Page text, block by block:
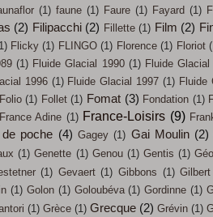
(1) faune (1) Faure (1) Fayard (1)
(2) Filipacchi (2) Fillette (1) Film (2)
Flicky (1) FLINGO (1) Florence (1) Floriot
(1) Fluide Glacial 1990 (1) Fluide Glacial
1996 (1) Fluide Glacial 1997 (1) Fluide
Folio (1) Follet (1) Fomat (3) Fondation (1)
France Adine (1) France-Loisirs (9)
poche (4) Gagey (1) Gai Moulin (2)
(1) Genette (1) Genou (1) Gentis (1)
(1) Gevaert (1) Gibbons (1) Gilbert
(1) Golon (1) Goloubéva (1) Gordinne (1)
(1) Grèce (1) Grecque (2) Grévin (1)